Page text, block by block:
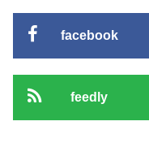
facebook
feedly